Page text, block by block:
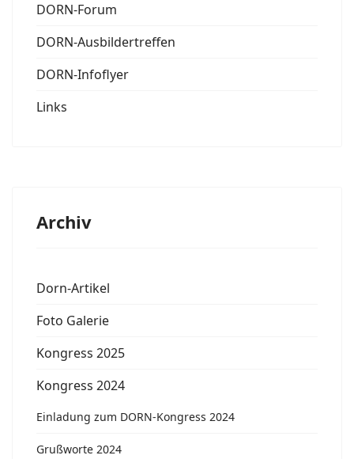
DORN-Forum
DORN-Ausbildertreffen
DORN-Infoflyer
Links
Archiv
Dorn-Artikel
Foto Galerie
Kongress 2025
Kongress 2024
Einladung zum DORN-Kongress 2024
Grußworte 2024